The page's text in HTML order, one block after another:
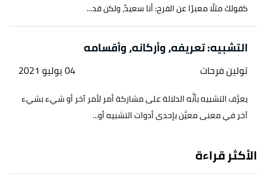
كقولك مثلًا معبرًا عن الفرح: أنا سعيدٌ، ولكن قد...
التشبيه: تعريفه، وأركانه، وأقسامه
تولين فرحات 04 يوليو 2021
يعرَّف التشبيه بأنَّه الدلالة على مشاركة أمر لأمر آخر أو شيء بشيء
آخر في معنى معيَّن بإحدى أدوات التشبيه أو...
الأكثر قراءة